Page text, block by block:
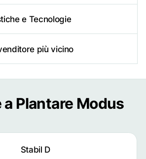
e Tecnologie
più vicino
a Plantare Modus
Stabil D